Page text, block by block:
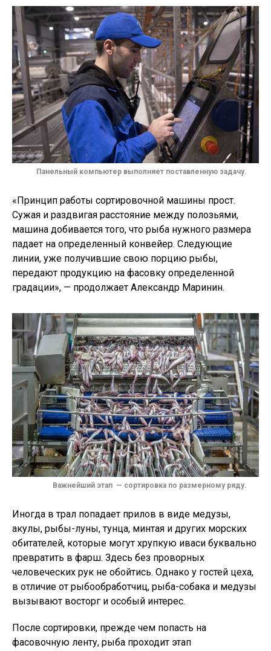
Панельный компьютер выполняет поставленную задачу.
«Принцип работы сортировочной машины прост.
Сужая и раздвигая расстояние между полозьями,
машина добивается того, что рыба нужного размера
падает на определенный конвейер. Следующие
линии, уже получившие свою порцию рыбы,
передают продукцию на фасовку определенной
градации», — продолжает Александр Маринин.
Важнейший этап — сортировка по размерному ряду.
Иногда в трал попадает прилов в виде медузы,
акулы, рыбы-луны, тунца, минтая и других морских
обитателей, которые могут хрупкую иваси буквально
превратить в фарш. Здесь без проворных
человеческих рук не обойтись. Однако у гостей цеха,
в отличие от рыбообработчиц, рыба-собака и медузы
вызывают восторг и особый интерес.
После сортировки, прежде чем попасть на
фасовочную ленту, рыба проходит этап